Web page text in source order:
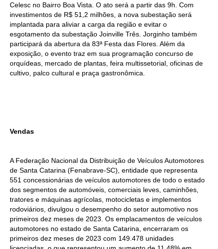
Celesc no Bairro Boa Vista. O ato será a partir das 9h. Com
investimentos de R$ 51,2 milhões, a nova subestação será
implantada para aliviar a carga da região e evitar o
esgotamento da subestação Joinville Três. Jorginho também
participará da abertura da 83ª Festa das Flores. Além da
exposição, o evento traz em sua programação concurso de
orquídeas, mercado de plantas, feira multissetorial, oficinas de
cultivo, palco cultural e praça gastronômica.
Vendas
A Federação Nacional da Distribuição de Veículos Automotores
de Santa Catarina (Fenabrave-SC), entidade que representa
551 concessionárias de veículos automotores de todo o estado
dos segmentos de automóveis, comerciais leves, caminhões,
tratores e máquinas agrícolas, motocicletas e implementos
rodoviários, divulgou o desempenho do setor automotivo nos
primeiros dez meses de 2023. Os emplacamentos de veículos
automotores no estado de Santa Catarina, encerraram os
primeiros dez meses de 2023 com 149.478 unidades